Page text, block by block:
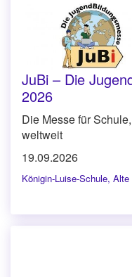
JuBi – Die
2026
Die Messe für
weltweit
19.09.2026
Königin-Luise-Schule, Alte